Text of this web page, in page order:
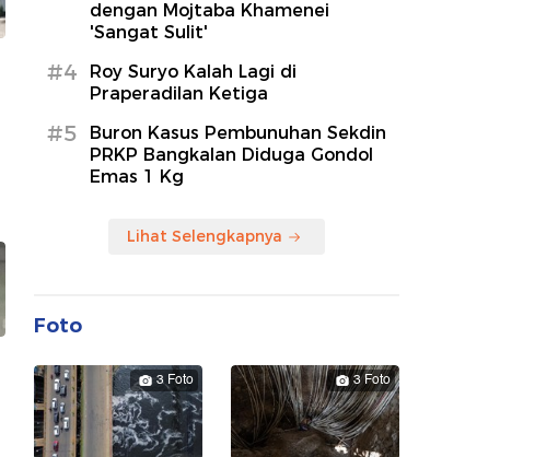
dengan Mojtaba Khamenei
'Sangat Sulit'
#4
Roy Suryo Kalah Lagi di
Praperadilan Ketiga
#5
Buron Kasus Pembunuhan Sekdin
PRKP Bangkalan Diduga Gondol
Emas 1 Kg
Lihat Selengkapnya
Foto
3 Foto 3 Foto